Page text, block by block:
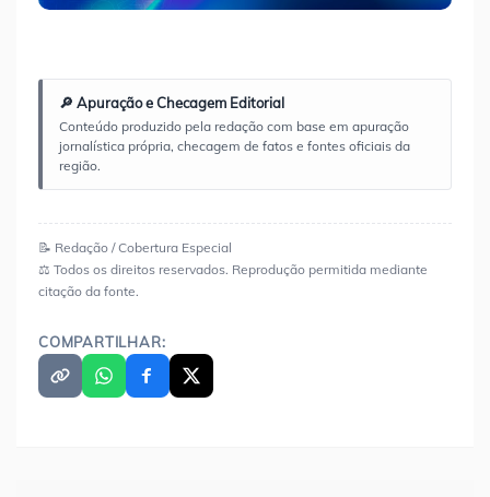
🔎 Apuração e Checagem Editorial
Conteúdo produzido pela redação com base em apuração
jornalística própria, checagem de fatos e fontes oficiais da
região.
📝 Redação / Cobertura Especial
⚖️ Todos os direitos reservados. Reprodução permitida mediante
citação da fonte.
COMPARTILHAR: